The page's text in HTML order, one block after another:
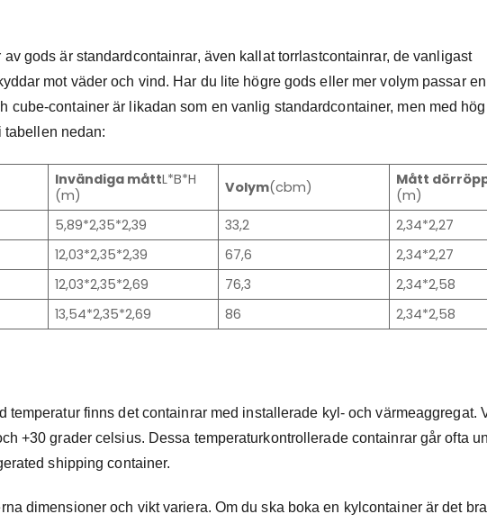
gods är standardcontainrar, även kallat torrlastcontainrar, de vanligast
mot väder och vind. Har du lite högre gods eller mer volym passar
cube-container är likadan som en vanlig standardcontainer, men med
tabellen nedan:
Invändiga måttL*B*H
(m)
Volym(cbm)
Mått
(m)
5,89*2,35*2,39 33,2
2,34*2,27
12,03*2,35*2,39 67,6
2,34*2,27
12,03*2,35*2,69 76,3
2,34*2,58
13,54*2,35*2,69 86 2,34*2,58
temperatur finns det containrar med installerade kyl- och värmeaggregat.
+30 grader celsius. Dessa temperaturkontrollerade containrar går ofta
shipping container.
dimensioner och vikt variera. Om du ska boka en kylcontainer är det